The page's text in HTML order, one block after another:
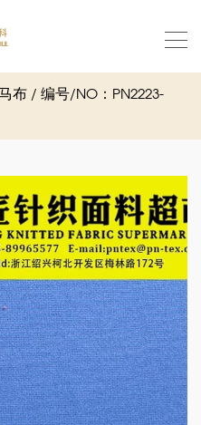
布 / 编号/NO：PN2223-